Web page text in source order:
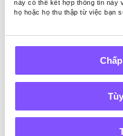
này có thể kết hợp thông tin này
họ hoặc họ thu thập từ việc bạn
Có một danh sách
mua là cách tốt
mức cho những
chỉ bắt đầu mua
mình cần gì và
Không phải lúc
mà bạn nghĩ đến.
Thay vào đó, hãy
cho đến khi bạn